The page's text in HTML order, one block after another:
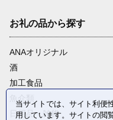
お礼の品から探す
ANAオリジナル
酒
加工食品
魚介類
日用品・雑貨
当サイトでは、サイト利便
用しています。サイトの閲